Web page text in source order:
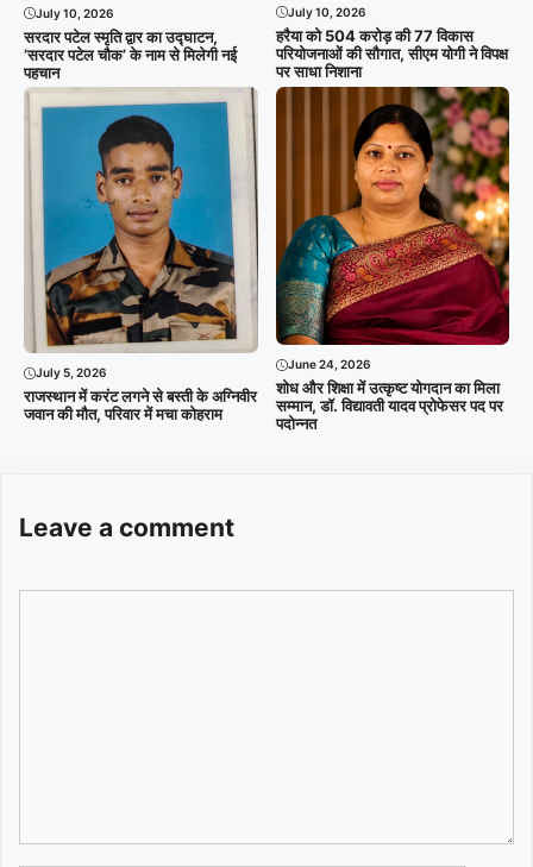
July 10, 2026
सरदार पटेल स्मृति द्वार का उद्घाटन,
‘सरदार पटेल चौक’ के नाम से मिलेगी नई
पहचान
July 10, 2026
हरैया को 504 करोड़ की 77 विकास
परियोजनाओं की सौगात, सीएम योगी ने विपक्ष
पर साधा निशाना
July 5, 2026
राजस्थान में करंट लगने से बस्ती के अग्निवीर
जवान की मौत, परिवार में मचा कोहराम
June 24, 2026
शोध और शिक्षा में उत्कृष्ट योगदान का मिला
सम्मान, डॉ. विद्यावती यादव प्रोफेसर पद पर
पदोन्नत
Leave a comment